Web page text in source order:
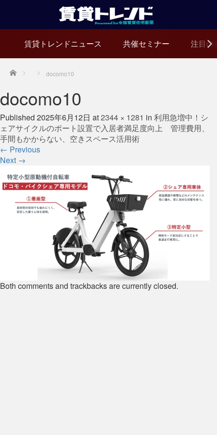
賃貸トレンドニュース 共催セミナー 注目の
Home docomo10
docomo10
Published 2025年6月12日 at2344 × 1281 in 利用急増中！シ
ェアサイクルのポート設置で入居者満足度向上 管理費用、
手間もかからない、空きスペース活用術
← Previous
Next →
Both comments and trackbacks are currently closed.